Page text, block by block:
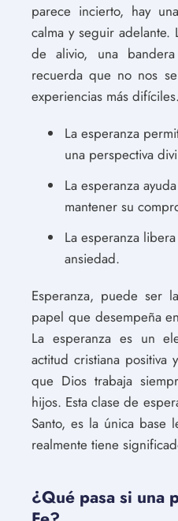
parece incierto, hay
calma y seguir adelante.
de alivio, una
recuerda que no nos
experiencias más difíciles.
La esperanza
una perspectiva
La esperanza
mantener su
La esperanza
ansiedad.
Esperanza, puede ser
papel que desempeña
La esperanza es un
actitud cristiana
que Dios trabaja
hijos. Esta clase de
Santo, es la única base
realmente tiene
¿Qué pasa si una